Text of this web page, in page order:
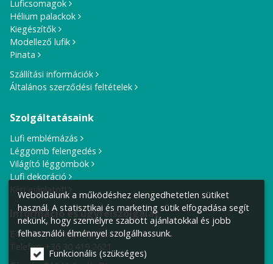
Luficsomagok
Hélium palackok
Kiegészítők
Modellező lufik
Pinata
Szállítási információk
Általános szerződési feltételek
Szolgáltatásaink
Lufi emblémázás
Léggömb felengedés
Világító léggömbök
Lufi dekoráció
Kérj ajánlatot!
Információ és ügyfélszolgálat
E-mail cím:info@lufiposta.hu
Telefon:+36 30 419 2621
Weboldalunk a működéshez elengedhetetlen sütiket
használ. A statisztikai és marketing sütik elfogadása segít
nekünk, hogy személyre szabott ajánlatokkal és jobb
felhasználói élménnyel szolgálhassunk.
Funkcionális (szükséges)